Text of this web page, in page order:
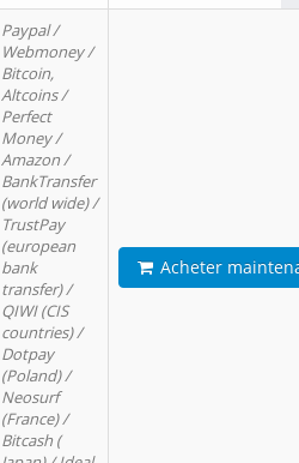
Paypal /
Webmoney /
Bitcoin,
Altcoins /
Perfect
Money /
Amazon /
BankTransfer
(world wide) /
TrustPay
(european
bank
transfer) /
QIWI (CIS
countries) /
Dotpay
(Poland) /
Neosurf
(France) /
Bitcash (
Acheter